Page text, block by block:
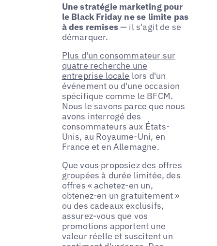
Une stratégie marketing pour
le Black Friday ne se limite pas
à des remises— il s'agit de se
démarquer.
Plus d'un consommateur sur
quatre recherche une
entreprise locale lors d'un
événement ou d'une occasion
spécifique comme le BFCM.
Nous le savons parce que nous
avons interrogé des
consommateurs aux États-
Unis, au Royaume-Uni, en
France et en Allemagne.
Que vous proposiez des offres
groupées à durée limitée, des
offres « achetez-en un,
obtenez-en un gratuitement »
ou des cadeaux exclusifs,
assurez-vous que vos
promotions apportent une
valeur réelle et suscitent un